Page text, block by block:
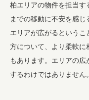
柏エリアの物件を担当す
までの移動に不安を感
エリアが広がるという
方について、より柔軟
もあります。エリアの
するわけではありません。